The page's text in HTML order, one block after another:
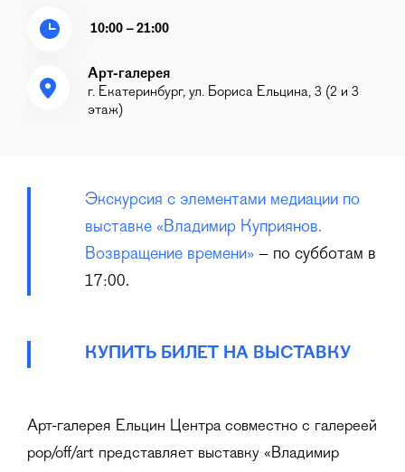
10:00 – 21:00
Арт-галерея
г. Екатеринбург, ул. Бориса Ельцина, 3 (2 и 3
этаж)
Экскурсия с элементами медиации по
выставке «Владимир Куприянов.
Возвращение времени» – по субботам в
17:00.
КУПИТЬ БИЛЕТ НА ВЫСТАВКУ
Арт-галерея Ельцин Центра совместно с галереей
pop/off/art представляет выставку «Владимир